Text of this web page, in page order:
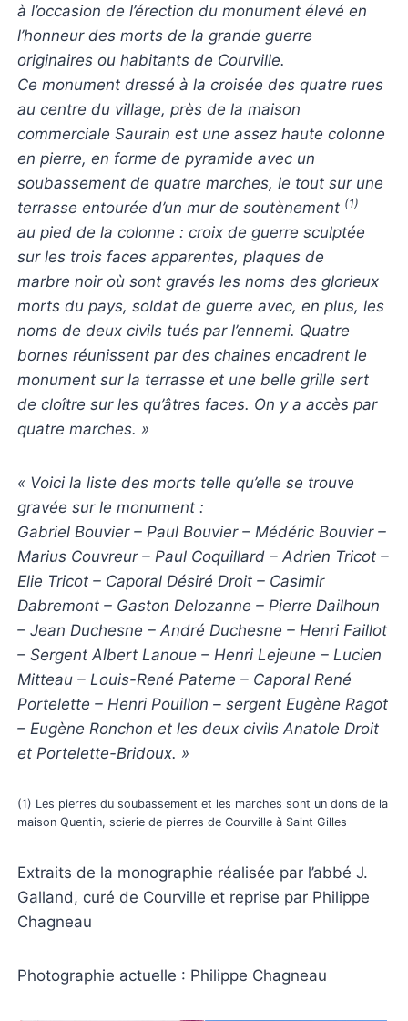
à l’occasion de l’érection du monument élevé en
l’honneur des morts de la grande guerre
originaires ou habitants de Courville.
Ce monument dressé à la croisée des quatre rues
au centre du village, près de la maison
commerciale Saurain est une assez haute colonne
en pierre, en forme de pyramide avec un
soubassement de quatre marches, le tout sur une
terrasse entourée d’un mur de soutènement (1)
au pied de la colonne : croix de guerre sculptée
sur les trois faces apparentes, plaques de
marbre noir où sont gravés les noms des glorieux
morts du pays, soldat de guerre avec, en plus, les
noms de deux civils tués par l’ennemi. Quatre
bornes réunissent par des chaines encadrent le
monument sur la terrasse et une belle grille sert
de cloître sur les qu’âtres faces. On y a accès par
quatre marches. »
« Voici la liste des morts telle qu’elle se trouve
gravée sur le monument :
Gabriel Bouvier – Paul Bouvier – Médéric Bouvier –
Marius Couvreur – Paul Coquillard – Adrien Tricot –
Elie Tricot – Caporal Désiré Droit – Casimir
Dabremont – Gaston Delozanne – Pierre Dailhoun
– Jean Duchesne – André Duchesne – Henri Faillot
– Sergent Albert Lanoue – Henri Lejeune – Lucien
Mitteau – Louis-René Paterne – Caporal René
Portelette – Henri Pouillon – sergent Eugène Ragot
– Eugène Ronchon et les deux civils Anatole Droit
et Portelette-Bridoux. »
(1) Les pierres du soubassement et les marches sont un dons de la
maison Quentin, scierie de pierres de Courville à Saint Gilles
Extraits de la monographie réalisée par l’abbé J.
Galland, curé de Courville et reprise par Philippe
Chagneau
Photographie actuelle : Philippe Chagneau